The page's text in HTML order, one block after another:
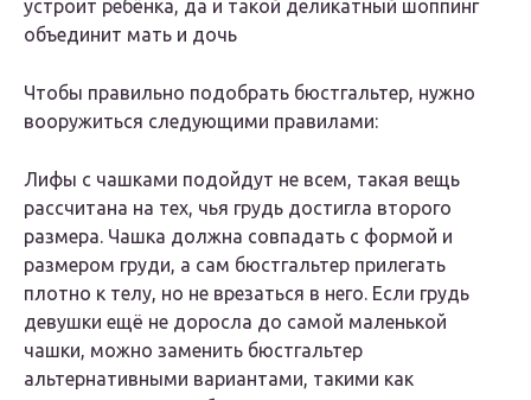
устроит ребёнка, да и такой деликатный шоппинг
объединит мать и дочь
Чтобы правильно подобрать бюстгальтер, нужно
вооружиться следующими правилами:
Лифы с чашками подойдут не всем, такая вещь
рассчитана на тех, чья грудь достигла второго
размера. Чашка должна совпадать с формой и
размером груди, а сам бюстгальтер прилегать
плотно к телу, но не врезаться в него. Если грудь
девушки ещё не доросла до самой маленькой
чашки, можно заменить бюстгальтер
альтернативными вариантами, такими как